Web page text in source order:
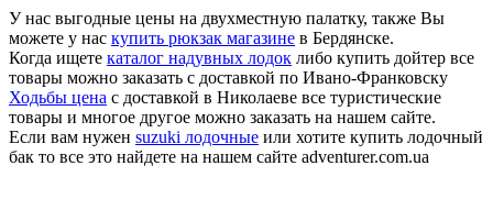
У нас выгодные цены на двухместную палатку, также Вы
можете у нас купить рюкзак магазине в Бердянске.
Когда ищете каталог надувных лодок либо купить дойтер все
товары можно заказать с доставкой по Ивано-Франковску
Ходьбы цена с доставкой в Николаеве все туристические
товары и многое другое можно заказать на нашем сайте.
Если вам нужен suzuki лодочные или хотите купить лодочный
бак то все это найдете на нашем сайте adventurer.com.ua